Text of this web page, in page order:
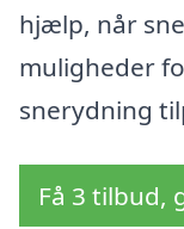
hjælp, når
muligheder
snerydning
Få 3 tilbud,